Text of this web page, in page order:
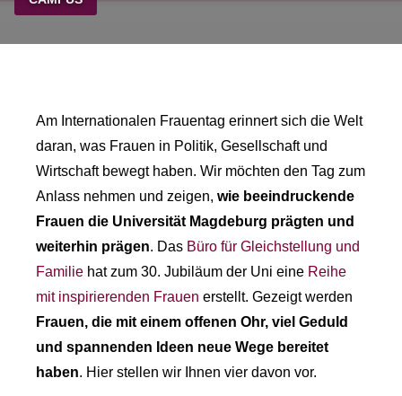
Am Internationalen Frauentag erinnert sich die Welt
daran, was Frauen in Politik, Gesellschaft und
Wirtschaft bewegt haben. Wir möchten den Tag zum
Anlass nehmen und zeigen, wie beeindruckende
Frauen die Universität Magdeburg prägten und
weiterhin prägen. Das Büro für Gleichstellung und
Familie hat zum 30. Jubiläum der Uni eine Reihe
mit inspirierenden Frauen erstellt. Gezeigt werden
Frauen, die mit einem offenen Ohr, viel Geduld
und spannenden Ideen neue Wege bereitet
haben. Hier stellen wir Ihnen vier davon vor.